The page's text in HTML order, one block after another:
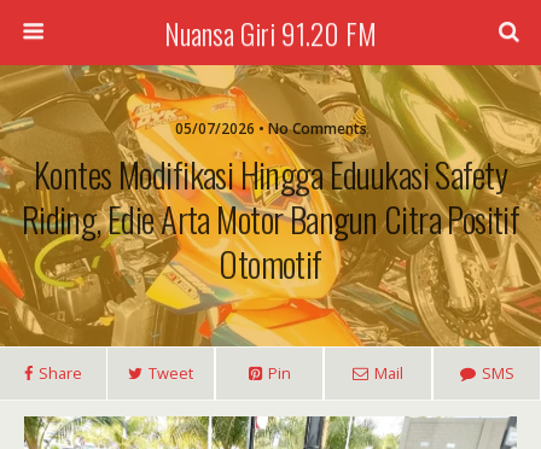
Nuansa Giri 91.20 FM
05/07/2026 • No Comments
Kontes Modifikasi Hingga Eduukasi Safety
Riding, Edie Arta Motor Bangun Citra Positif
Otomotif
Share Tweet Pin Mail SMS